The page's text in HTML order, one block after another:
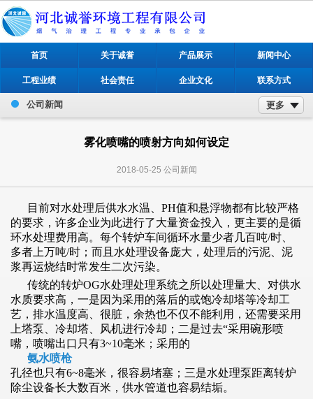
首页 关于诚誉 产品展示 新闻中心
工程业绩 社会责任 企业文化 联系方式
公司新闻 更多
雾化喷嘴的喷射方向如何设定
2018-05-25 公司新闻
目前对水处理后供水水温、PH值和悬浮物都有比较严格
的要求，许多企业为此进行了大量资金投入，更主要的是循
环水处理费用高。每个转炉车间循环水量少者几百吨/时、
多者上万吨/时；而且水处理设备庞大，处理后的污泥、泥
浆再运烧结时常发生二次污染。
传统的转炉OG水处理处理系统之所以处理量大、对供水
水质要求高，一是因为采用的落后的或饱冷却塔等冷却工
艺，排水温度高、很脏，余热也不仅不能利用，还需要采用
上塔泵、冷却塔、风机进行冷却；二是过去“采用碗形喷
嘴，喷嘴出口只有3~10毫米；采用的
氨水喷枪
孔径也只有6~8毫米，很容易堵塞；三是水处理泵距离转炉
除尘设备长大数百米，供水管道也容易结垢。